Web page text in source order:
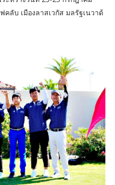
ลับ เมืองลาสเวกัส มลรัฐเนวาด้